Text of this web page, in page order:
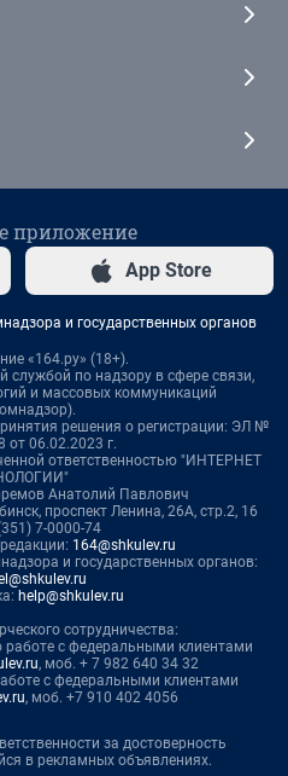
приложение
App Store
и государственных органов
«164.ру» (18+).
службой по надзору в сфере связи,
и массовых коммуникаций
решения о регистрации: ЭЛ №
от 06.02.2023 г.
ответственностью "ИНТЕРНЕТ
Анатолий Павлович
проспект Ленина, 26А, стр.2, 16
7-0000-74
164@shkulev.ru
и государственных органов:
help@shkulev.ru
сотрудничества:
с федеральными клиентами
, моб. + 7 982 640 34 32
с федеральными клиентами
, моб. +7 910 402 4056
за достоверность
в рекламных объявлениях.